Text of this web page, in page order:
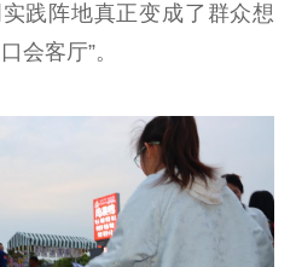
践阵地真正变成了群众想
会客厅”。